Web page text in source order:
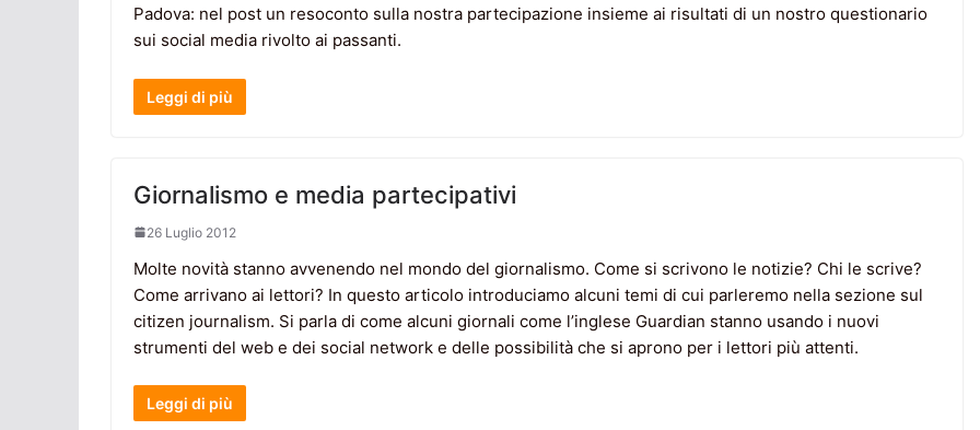
Padova: nel post un resoconto sulla nostra partecipazione insieme ai risultati di un nostro questionario
sui social media rivolto ai passanti.
Leggi di più
Giornalismo e media partecipativi
26 Luglio 2012
Molte novità stanno avvenendo nel mondo del giornalismo. Come si scrivono le notizie? Chi le scrive?
Come arrivano ai lettori? In questo articolo introduciamo alcuni temi di cui parleremo nella sezione sul
citizen journalism. Si parla di come alcuni giornali come l’inglese Guardian stanno usando i nuovi
strumenti del web e dei social network e delle possibilità che si aprono per i lettori più attenti.
Leggi di più